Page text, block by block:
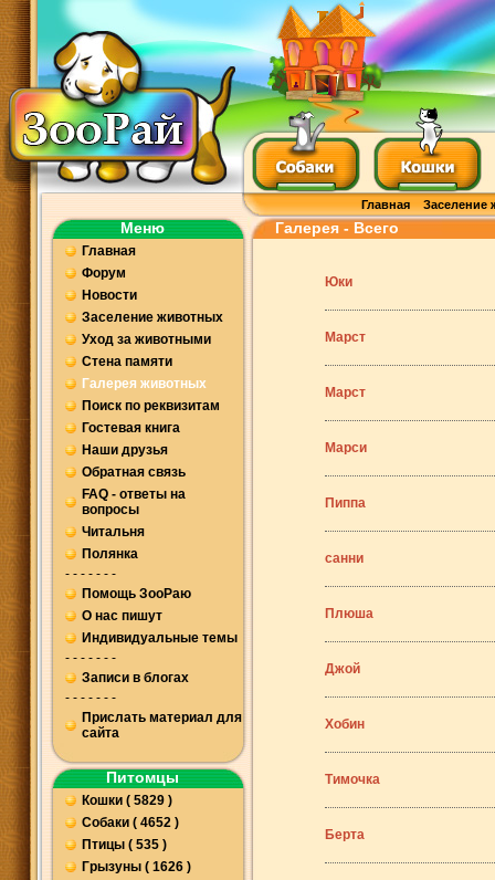
Главная Заселение
Меню
Главная
Форум
Новости
Заселение животных
Уход за животными
Стена памяти
Галерея животных
Поиск по реквизитам
Гостевая книга
Наши друзья
Обратная связь
FAQ - ответы на
вопросы
Читальня
Полянка
- - - - - - -
Помощь ЗооРаю
О нас пишут
Индивидуальные темы
- - - - - - -
Записи в блогах
- - - - - - -
Прислать материал для
сайта
Питомцы
Кошки ( 5829 )
Собаки ( 4652 )
Птицы ( 535 )
Грызуны ( 1626 )
Галерея - Всего
Юки
Марст
Марст
Марси
Пиппа
санни
Плюша
Джой
Хобин
Тимочка
Берта